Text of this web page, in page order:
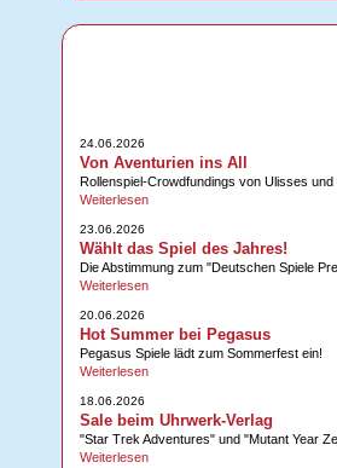
24.06.2026
Von Aventurien ins All
Rollenspiel-Crowdfundings von Ulisses
Weiterlesen
23.06.2026
Wählt das Spiel des Jahres!
Die Abstimmung zum "Deutschen Spiele
Weiterlesen
20.06.2026
Hot Summer bei Pegasus
Pegasus Spiele lädt zum Sommerfest ein!
Weiterlesen
18.06.2026
Sale beim Uhrwerk-Verlag
"Star Trek Adventures" und "Mutant Year
Weiterlesen